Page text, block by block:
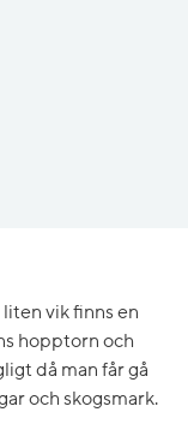
vik finns en
hopptorn och
då man får gå
och skogsmark.